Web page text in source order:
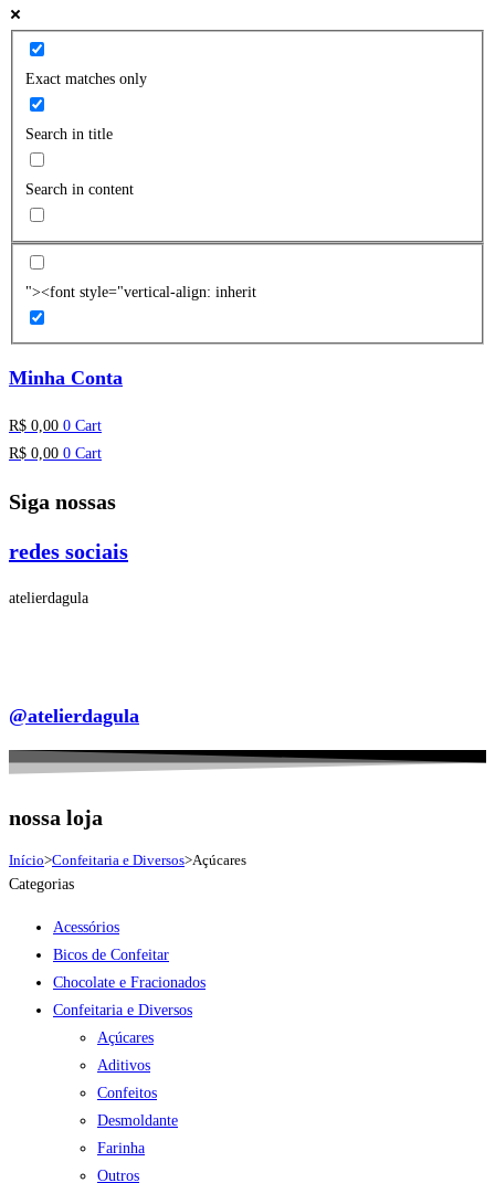
Exact matches only
Search in title
Search in content
"><font style="vertical-align: inherit
Minha Conta
R$ 0,00 0 Cart
R$ 0,00 0 Cart
Siga nossas
redes sociais
atelierdagula
@atelierdagula
nossa loja
Início>Confeitaria e Diversos>Açúcares
Categorias
Acessórios
Bicos de Confeitar
Chocolate e Fracionados
Confeitaria e Diversos
Açúcares
Aditivos
Confeitos
Desmoldante
Farinha
Outros